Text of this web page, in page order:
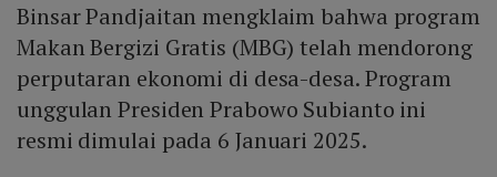
Binsar Pandjaitan mengklaim bahwa program
Makan Bergizi Gratis (MBG) telah mendorong
perputaran ekonomi di desa-desa. Program
unggulan Presiden Prabowo Subianto ini
resmi dimulai pada 6 Januari 2025.